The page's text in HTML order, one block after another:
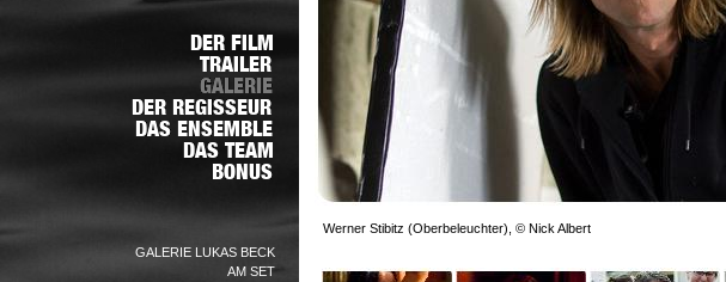
GALERIE LUKAS BECK
AM SET
Werner Stibitz (Oberbeleuchter), © Nick Albert